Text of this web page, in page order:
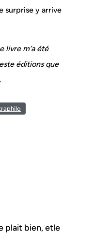
surprise y arrive
livre m’a été
éditions que
plait bien, etle